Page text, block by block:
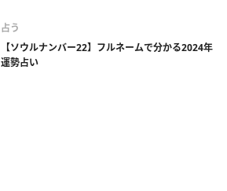
占う
【ソウルナンバー22】フルネームで分かる2024年
運勢占い